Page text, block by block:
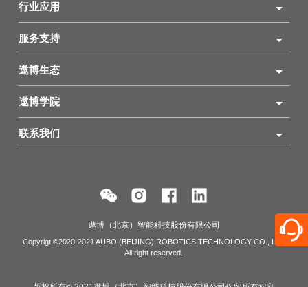
行业应用
服务支持
遨博生态
遨博学院
联系我们
遨博（北京）智能科技股份有限公司
Copyrigt ©2020-2021 AUBO (BEIJING) ROBOTICS TECHNOLOGY CO., LTD
All right reserved.